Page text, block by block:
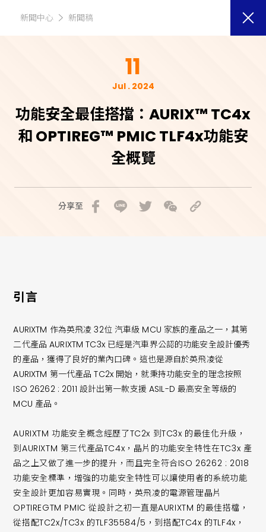
新聞中心 新聞稿
11
Jul . 2024
功能安全最佳搭擋：AURIX™ TC4x
和 OPTIREG™ PMIC TLF4x功能安
全概覽
分享至
引言
AURIXTM 作為英飛凌 32位 汽車級 MCU 家族的產品之一，其第
二代產品 AURIXTM TC3x 已經是汽車界公認的功能安全設計優秀
的產品，獲得了良好的業內口碑。這也是源自於英飛凌從
AURIXTM 第一代產品 TC2x 開始，就秉持功能安全的理念按照
ISO 26262 : 2011 設計出第一款支援 ASIL-D 最高安全等級的
MCU 產品。
AURIXTM 功能安全概念經歷了TC2x 到TC3x 的最佳化升級，
到AURIXTM 第三代產品TC4x，晶片的功能安全特性在TC3x 產
品之上又做了進一步的提升，而且完全符合ISO 26262 : 2018
功能安全標準，增強的功能安全特性可以讓使用者的系統功能
安全設計更加容易實現。同時，英飛凌的電源管理晶片
OPTIREGTM PMIC 從設計之初一直是AURIXTM 的最佳搭檔，
從搭配TC2x/TC3x 的TLF35584/5，到搭配TC4x 的TLF4x，